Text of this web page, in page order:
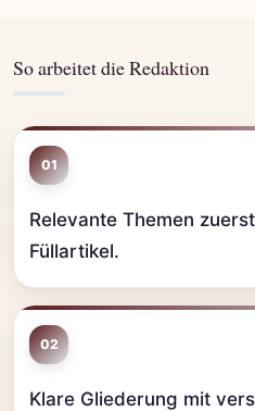
So arbeitet die Redaktion
01
Relevante Themen
Füllartikel.
02
Klare Gliederung mit